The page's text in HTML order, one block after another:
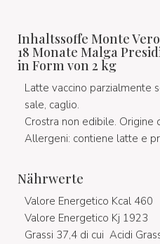
Inhaltssoffe Monte
18 Monate Malga
in Form von 2 kg
Latte vaccino parzialmente
sale, caglio.
Crostra non edibile. Origine
Allergeni: contiene latte e
Nährwerte
Valore Energetico Kcal 460
Valore Energetico Kj 1923
Grassi 37,4 di cui Acidi